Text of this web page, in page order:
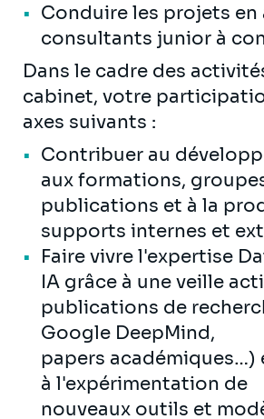
Conduire les projets
consultants junior à
Dans le cadre des
cabinet, votre
axes suivants :
Contribuer au
aux formations,
publications et à la
supports internes et
Faire vivre l'expertise
IA grâce à une veille
publications de
Google DeepMind,
papers académiques…)
à l'expérimentation de
nouveaux outils et